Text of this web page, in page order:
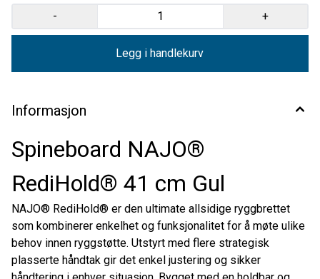
- +
Legg i handlekurv
Informasjon
Spineboard NAJO®
RediHold® 41 cm Gul
NAJO® RediHold® er den ultimate allsidige ryggbrettet
som kombinerer enkelhet og funksjonalitet for å møte ulike
behov innen ryggstøtte. Utstyrt med flere strategisk
plasserte håndtak gir det enkel justering og sikker